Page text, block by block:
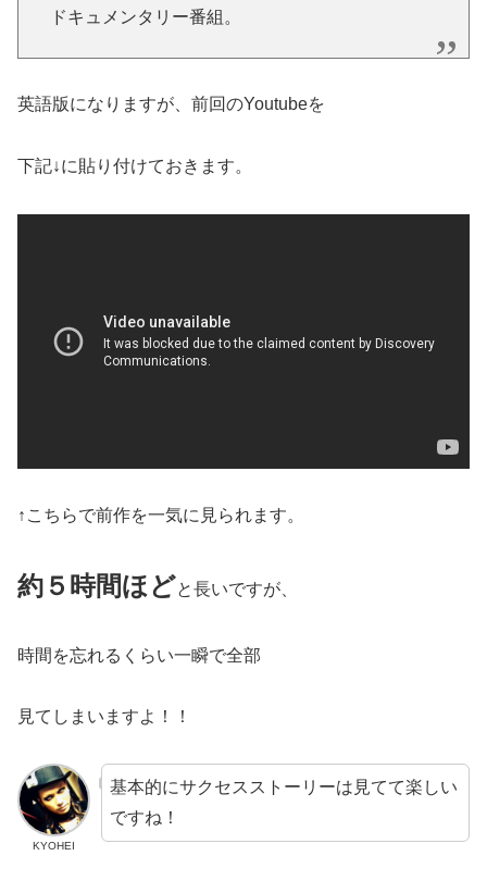
ドキュメンタリー番組。
英語版になりますが、前回のYoutubeを
下記↓に貼り付けておきます。
↑こちらで前作を一気に見られます。
約５時間ほどと長いですが、
時間を忘れるくらい一瞬で全部
見てしまいますよ！！
KYOHEI
基本的にサクセスストーリーは見てて楽しい
ですね！